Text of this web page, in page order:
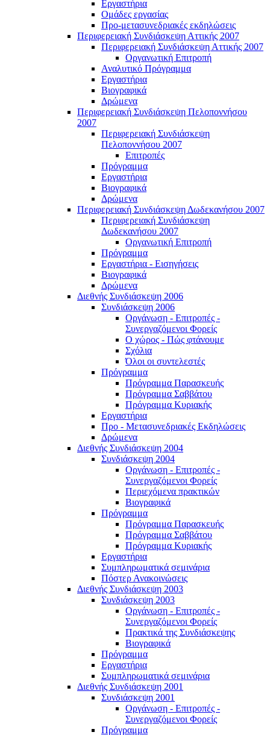
Εργαστήρια
Ομάδες εργασίας
Προ-μετασυνεδριακές εκδηλώσεις
Περιφερειακή Συνδιάσκεψη Αττικής 2007
Περιφερειακή Συνδιάσκεψη Αττικής 2007
Οργανωτική Επιτροπή
Αναλυτικό Πρόγραμμα
Εργαστήρια
Βιογραφικά
Δρώμενα
Περιφερειακή Συνδιάσκεψη Πελοποννήσου
2007
Περιφερειακή Συνδιάσκεψη
Πελοποννήσου 2007
Επιτροπές
Πρόγραμμα
Εργαστήρια
Βιογραφικά
Δρώμενα
Περιφερειακή Συνδιάσκεψη Δωδεκανήσου 2007
Περιφερειακή Συνδιάσκεψη
Δωδεκανήσου 2007
Οργανωτική Επιτροπή
Πρόγραμμα
Εργαστήρια - Εισηγήσεις
Βιογραφικά
Δρώμενα
Διεθνής Συνδιάσκεψη 2006
Συνδιάσκεψη 2006
Οργάνωση - Επιτροπές -
Συνεργαζόμενοι Φορείς
Ο χώρος - Πώς φτάνουμε
Σχόλια
Όλοι οι συντελεστές
Πρόγραμμα
Πρόγραμμα Παρασκευής
Πρόγραμμα Σαββάτου
Πρόγραμμα Κυριακής
Εργαστήρια
Προ - Μετασυνεδριακές Εκδηλώσεις
Δρώμενα
Διεθνής Συνδιάσκεψη 2004
Συνδιάσκεψη 2004
Οργάνωση - Επιτροπές -
Συνεργαζόμενοι Φορείς
Περιεχόμενα πρακτικών
Βιογραφικά
Πρόγραμμα
Πρόγραμμα Παρασκευής
Πρόγραμμα Σαββάτου
Πρόγραμμα Κυριακής
Εργαστήρια
Συμπληρωματικά σεμινάρια
Πόστερ Ανακοινώσεις
Διεθνής Συνδιάσκεψη 2003
Συνδιάσκεψη 2003
Οργάνωση - Επιτροπές -
Συνεργαζόμενοι Φορείς
Πρακτικά της Συνδιάσκεψης
Βιογραφικά
Πρόγραμμα
Εργαστήρια
Συμπληρωματικά σεμινάρια
Διεθνής Συνδιάσκεψη 2001
Συνδιάσκεψη 2001
Οργάνωση - Επιτροπές -
Συνεργαζόμενοι Φορείς
Πρόγραμμα